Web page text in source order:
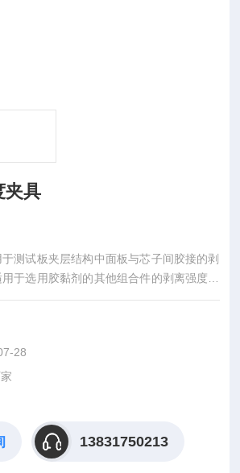
夹具
测试板夹层结构中面板与芯子间胶接的剥
于选用胶黏剂的其他组合件的剥离强度测
28
13831750213